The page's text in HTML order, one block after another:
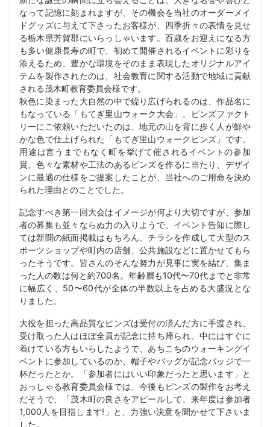
なって記憶に刻まれますが、その機会を当社のオーダーメイ
ドグッズに与えて下さったお客様が、四季折々の表情を見せ
る栃木県芳賀郡にいらっしゃいます。百歳をお迎えになる方
も多い健康長寿の町で、初めて開催されるイベントに彩りを
添えるため、豊かな環境をそのまま表現したオリジナルアイ
テムを製作されたのは、社会教育に関する活動で地域に貢献
される茂木町教育委員会様です。
秋色に染まった大自然の中で繰り広げられるのは、作品名に
もなっている「もてぎ里山ウォーク大会」。ピンズファクト
リーにご依頼いただいたのは、地元の山を背に歩く人が鮮や
かな色で仕上げられた「もてぎ里山ウォークピンズ」です。
用途は言うまでもなく町を挙げて催されるイベントの参加
賞。色々な素材や工法のあるピンズを作るに当たり、デザイ
ンに最適の仕様をご提案したことが、当社へのご用命を決め
られた理由とのことでした。
記念すべき第一回大会はイメージが何より大切ですが、参加
者の募集も並々ならぬ力の入りようで、イベント告知に際し
ては新聞の紙面掲載はもちろん、チラシを作成して大型のス
ポーツショップや町内の店舗、公共施設などに置かせてもら
ったそうです。皆さんのそんな努力が見事に実を結び、集ま
った人の数は何と約700名。年齢層も10代〜70代までと非常
に幅広く、50〜60代が全体の半数以上を占める大盛況とな
りました。
大役を担った高品質なピンズは受付の済んだ方に手渡され、
受け取った人はほぼ全員が記念に持ち帰られ、中にはすぐに
着けている方もいらしたようで、あちこちのウォーキングイ
ベントに参加しているのか、帽子やバッグが記念バッジで一
杯だったとか。「参加者にはいい印象だったと思います」と
おっしゃる教育委員会様では、今後もピンズの製作をお考え
だそうで、「茂木町の良さをアピールして、来年度は参加者
1,000人を目指します!」と、力強い決意を聞かせて下さいま
した。